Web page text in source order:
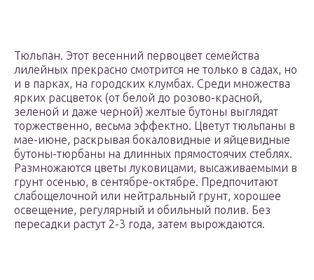
Тюльпан. Этот весенний первоцвет семейства
лилейных прекрасно смотрится не только в садах, но
и в парках, на городских клумбах. Среди множества
ярких расцветок (от белой до розово-красной,
зеленой и даже черной) желтые бутоны выглядят
торжественно, весьма эффектно. Цветут тюльпаны в
мае-июне, раскрывая бокаловидные и яйцевидные
бутоны-тюрбаны на длинных прямостоячих стеблях.
Размножаются цветы луковицами, высаживаемыми в
грунт осенью, в сентябре-октябре. Предпочитают
слабощелочной или нейтральный грунт, хорошее
освещение, регулярный и обильный полив. Без
пересадки растут 2-3 года, затем вырождаются.